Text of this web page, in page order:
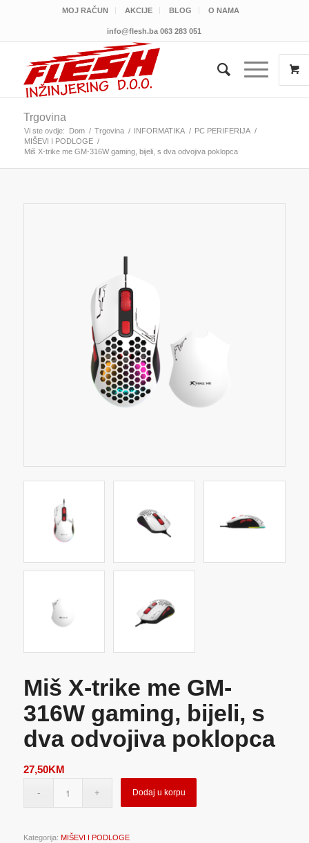
MOJ RAČUN AKCIJE BLOG O NAMA
info@flesh.ba 063 283 051
Trgovina
Vi ste ovdje: Dom / Trgovina / INFORMATIKA / PC PERIFERIJA /
MIŠEVI I PODLOGE /
Miš X-trike me GM-316W gaming, bijeli, s dva odvojiva poklopca
Miš X-trike me GM-
316W gaming, bijeli, s
dva odvojiva poklopca
27,50KM
Dodaj u korpu
Kategorija: MIŠEVI I PODLOGE